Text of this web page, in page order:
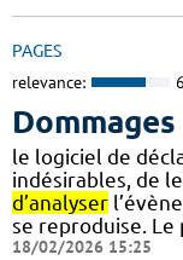
PAGES
relevance:
le logiciel de
indésirables, de
d’analyser
se reproduise.
18/02/2026 15:25